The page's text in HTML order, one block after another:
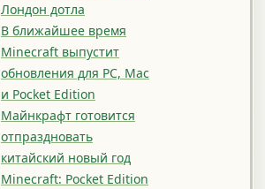
Лондон дотла
В ближайшее время
Minecraft выпустит
обновления для PC, Mac
и Pocket Edition
Майнкрафт готовится
отпраздновать
китайский новый год
Minecraft: Pocket Edition